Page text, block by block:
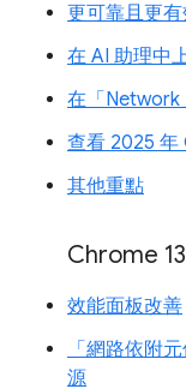
更可靠且更
在 AI 助理中
在「Network
查看 2025 年
其他重點
Chrome
效能面板改善
「網路依附
源